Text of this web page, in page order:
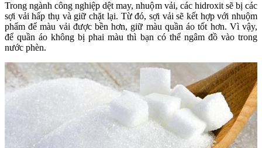
Trong ngành công nghiệp dệt may, nhuộm vải, các hidroxit sẽ bị các
sợi vải hấp thụ và giữ chặt lại. Từ đó, sợi vải sẽ kết hợp với nhuộm
phẩm để màu vải được bền hơn, giữ màu quần áo tốt hơn. Vì vậy,
để quần áo không bị phai màu thì bạn có thể ngâm đồ vào trong
nước phèn.